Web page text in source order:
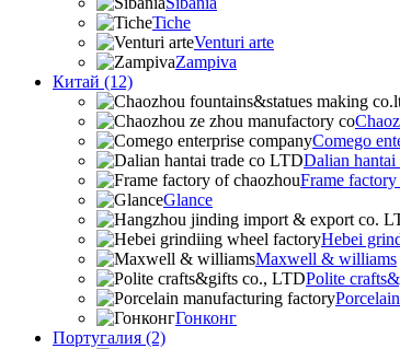
Tiche
Venturi arte
Zampiva
Китай (12)
Comego
Dalian
Frame
Glance
Hebei
Maxwell & williams
Polite
Гонконг
Португалия (2)